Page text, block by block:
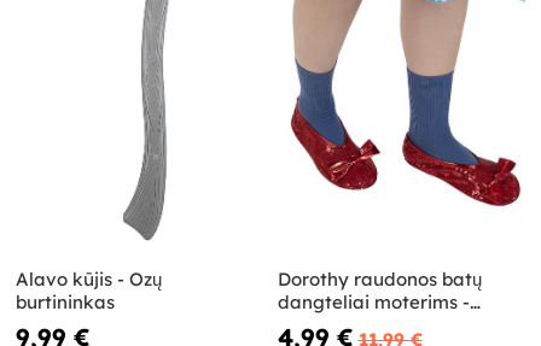
Alavo kūjis - Ozų
burtininkas
9,99 €
Dorothy raudonos batų
dangteliai moterims -
Viskas apie Oz
4,99 € 11,99 €